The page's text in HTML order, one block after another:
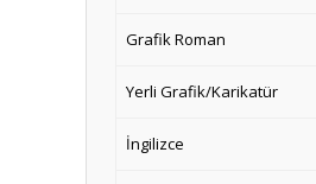
Grafik Roman
Yerli Grafik/Karikatür
İngilizce